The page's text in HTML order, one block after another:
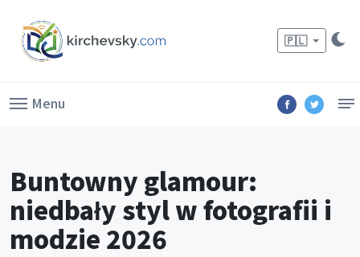
🇵🇱
Menu
Buntowny glamour:
niedbały styl w fotografii i
modzie 2026